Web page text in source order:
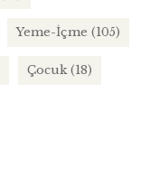
Yeme-İçme (105)
Çocuk(18)